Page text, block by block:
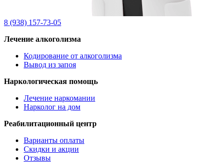
8 (938) 157-73-05
Лечение алкоголизма
Кодирование от алкоголизма
Вывод из запоя
Наркологическая помощь
Лечение наркомании
Нарколог на дом
Реабилитационный центр
Варианты оплаты
Скидки и акции
Отзывы